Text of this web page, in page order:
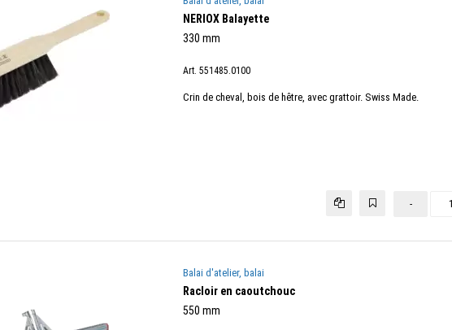
NERIOX Balayette
330 mm
Art. 551485.0100
Crin de cheval, bois de hêtre, avec grattoir. Swiss Made.
-
Balai d'atelier, balai
Racloir en caoutchouc
550 mm